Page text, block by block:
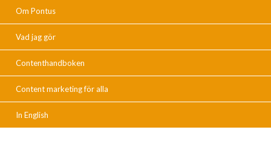
Om Pontus
Vad jag gör
Contenthandboken
Content marketing för alla
In English